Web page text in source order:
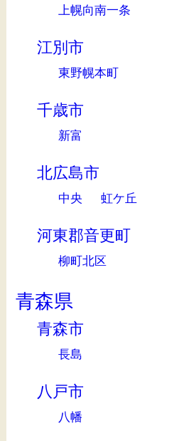
上幌向南一条
江別市
東野幌本町
千歳市
新富
北広島市
中央 虹ケ丘
河東郡音更町
柳町北区
青森県
青森市
長島
八戸市
八幡